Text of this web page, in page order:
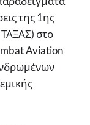
της 1ης
στο
Aviation